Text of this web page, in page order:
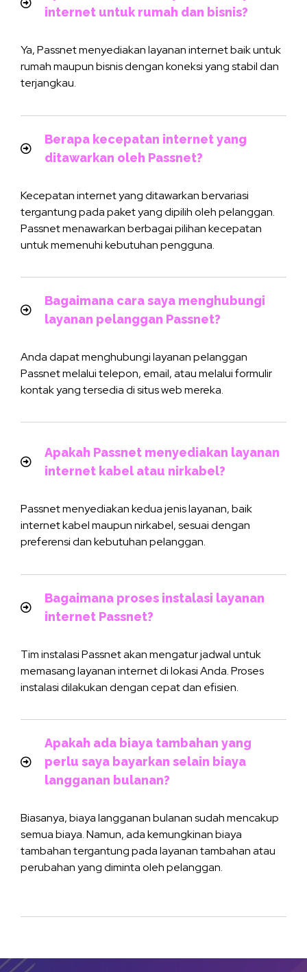
internet untuk rumah dan bisnis?
Ya, Passnet menyediakan layanan internet baik untuk
rumah maupun bisnis dengan koneksi yang stabil dan
terjangkau.
Berapa kecepatan internet yang
ditawarkan oleh Passnet?
Kecepatan internet yang ditawarkan bervariasi
tergantung pada paket yang dipilih oleh pelanggan.
Passnet menawarkan berbagai pilihan kecepatan
untuk memenuhi kebutuhan pengguna.
Bagaimana cara saya menghubungi
layanan pelanggan Passnet?
Anda dapat menghubungi layanan pelanggan
Passnet melalui telepon, email, atau melalui formulir
kontak yang tersedia di situs web mereka.
Apakah Passnet menyediakan layanan
internet kabel atau nirkabel?
Passnet menyediakan kedua jenis layanan, baik
internet kabel maupun nirkabel, sesuai dengan
preferensi dan kebutuhan pelanggan.
Bagaimana proses instalasi layanan
internet Passnet?
Tim instalasi Passnet akan mengatur jadwal untuk
memasang layanan internet di lokasi Anda. Proses
instalasi dilakukan dengan cepat dan efisien.
Apakah ada biaya tambahan yang
perlu saya bayarkan selain biaya
langganan bulanan?
Biasanya, biaya langganan bulanan sudah mencakup
semua biaya. Namun, ada kemungkinan biaya
tambahan tergantung pada layanan tambahan atau
perubahan yang diminta oleh pelanggan.